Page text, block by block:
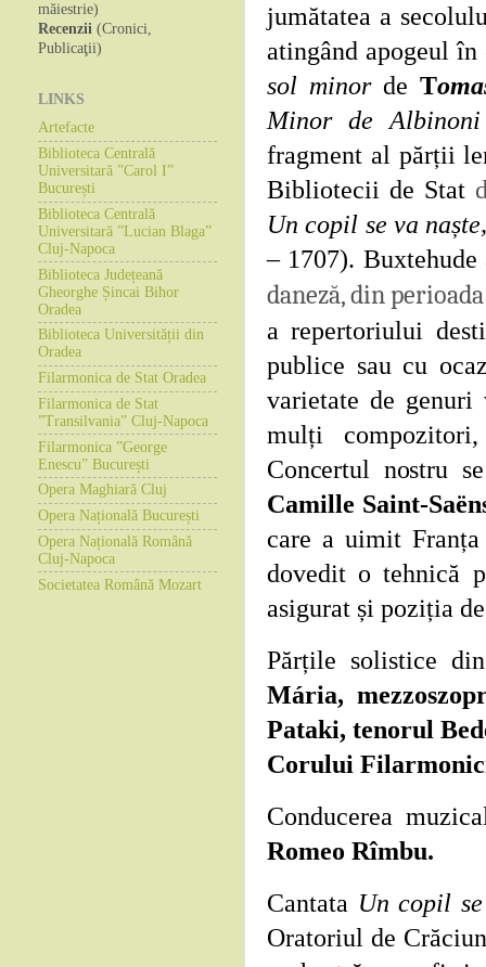
jumătatea a
atingând apogeul
sol minor de T
Minor de Albinoni
fragment al părții
Bibliotecii de Stat
Un copil se va naște
– 1707).
daneză, din
a repertoriului
publice sau cu
varietate de
mulți
Concertul nostru
Camille Saint-
care a uimit
dovedit o tehnică
asigurat și poziția
Părțile solistice
Mária,
Pataki, tenorul
Corului
Conducerea
Romeo Rîmbu.
Cantata Un copil
Oratoriul de
măiestrie)
Recenzii (Cronici,
Publicaţii)
LINKS
Artefacte
Biblioteca Centrală
Universitară ”Carol I”
București
Biblioteca Centrală
Universitară ”Lucian Blaga”
Cluj-Napoca
Biblioteca Județeană
Gheorghe Șincai Bihor
Oradea
Biblioteca Universității din
Oradea
Filarmonica de Stat Oradea
Filarmonica de Stat
”Transilvania” Cluj-Napoca
Filarmonica ”George
Enescu” București
Opera Maghiară Cluj
Opera Națională București
Opera Națională Română
Cluj-Napoca
Societatea Română Mozart